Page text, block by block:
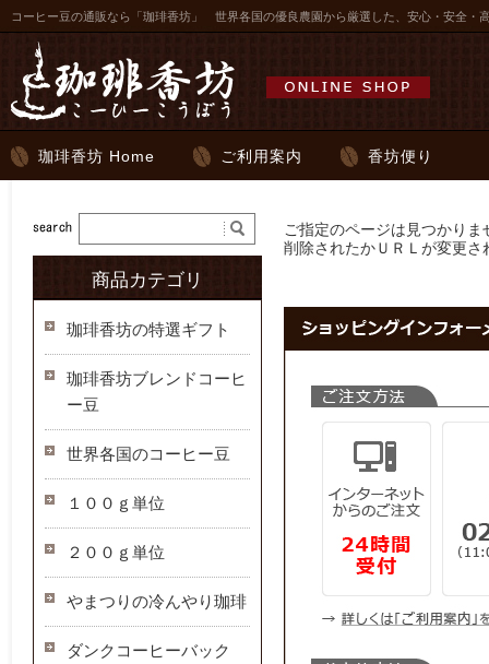
コーヒー豆の通販なら「珈琲香坊」 世界各国の優良農園から厳選した、安心・安全・
珈琲香坊 Home ご利用案内 香坊便り
ご指定のページは見つかりま
削除されたかＵＲＬが変更
商品カテゴリ
珈琲香坊の特選ギフト
珈琲香坊ブレンドコーヒ
ー豆
世界各国のコーヒー豆
１００ｇ単位
２００ｇ単位
やまつりの冷んやり珈琲
ダンクコーヒーバック